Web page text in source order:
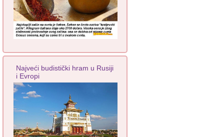
Najveći budistički hram u Rusiji
i Evropi